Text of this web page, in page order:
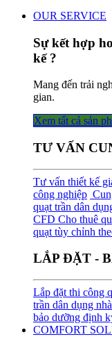
OUR SERVICE
Sự kết hợp
kế ?
Mang đến trải
gian.
Xem tất cả sản
TƯ VẤN
Tư vấn thiết kế
công nghiệp
quạt trần dân
CFD Cho thuê
quạt tùy chỉnh
LẮP ĐẶT -
Lắp đặt thi công
trần dân dụng
bảo dưỡng định
COMFORT